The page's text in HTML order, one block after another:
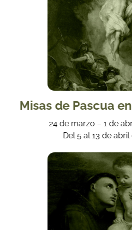
Misas de Pascua
24 de marzo – 1 de
Del 5 al 13 de abril